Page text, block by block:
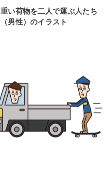
重い荷物を二人で運ぶ人たち
（男性）のイラスト